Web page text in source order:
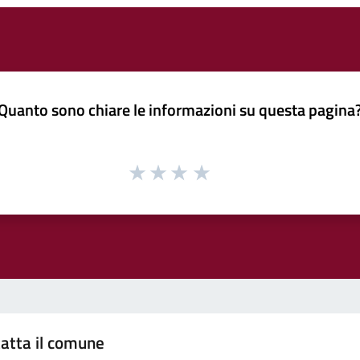
sono chiare le informazioni su questa
il comune